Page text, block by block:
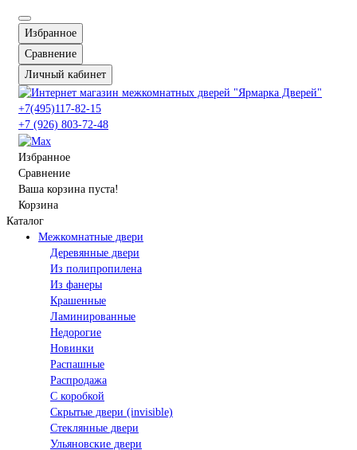
Избранное
Сравнение
Личный кабинет
+7(495)117-82-15
+7 (926) 803-72-48
Избранное
Сравнение
Ваша корзина пуста!
Корзина
Каталог
Межкомнатные двери
Деревянные двери
Из полипропилена
Из фанеры
Крашенные
Ламинированные
Недорогие
Новинки
Распашные
Распродажа
С коробкой
Скрытые двери (invisible)
Стеклянные двери
Ульяновские двери